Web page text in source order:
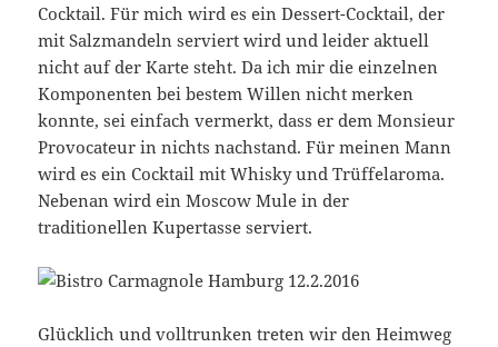
Cocktail. Für mich wird es ein Dessert-Cocktail, der
mit Salzmandeln serviert wird und leider aktuell
nicht auf der Karte steht. Da ich mir die einzelnen
Komponenten bei bestem Willen nicht merken
konnte, sei einfach vermerkt, dass er dem Monsieur
Provocateur in nichts nachstand. Für meinen Mann
wird es ein Cocktail mit Whisky und Trüffelaroma.
Nebenan wird ein Moscow Mule in der
traditionellen Kupertasse serviert.
Glücklich und volltrunken treten wir den Heimweg